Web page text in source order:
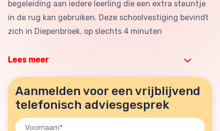
begeleiding aan iedere leerling die een extra steuntje
in de rug kan gebruiken. Deze schoolvestiging bevindt
zich in Diepenbroek, op slechts 4 minuten
Lees meer
Aanmelden voor een vrijblijvend
telefonisch adviesgesprek
Voornaam